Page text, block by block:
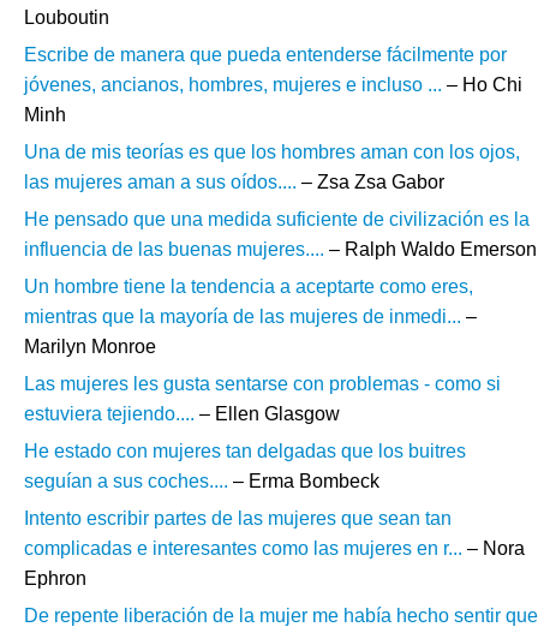
Louboutin
Escribe de manera que pueda entenderse fácilmente por
jóvenes, ancianos, hombres, mujeres e incluso ... – Ho Chi
Minh
Una de mis teorías es que los hombres aman con los ojos,
las mujeres aman a sus oídos.... – Zsa Zsa Gabor
He pensado que una medida suficiente de civilización es la
influencia de las buenas mujeres.... – Ralph Waldo Emerson
Un hombre tiene la tendencia a aceptarte como eres,
mientras que la mayoría de las mujeres de inmedi... –
Marilyn Monroe
Las mujeres les gusta sentarse con problemas - como si
estuviera tejiendo.... – Ellen Glasgow
He estado con mujeres tan delgadas que los buitres
seguían a sus coches.... – Erma Bombeck
Intento escribir partes de las mujeres que sean tan
complicadas e interesantes como las mujeres en r... – Nora
Ephron
De repente liberación de la mujer me había hecho sentir que